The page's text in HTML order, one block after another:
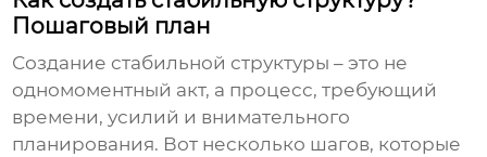
Пошаговый план
Создание стабильной структуры – это не
одномоментный акт, а процесс, требующий
времени, усилий и внимательного
планирования. Вот несколько шагов, которые